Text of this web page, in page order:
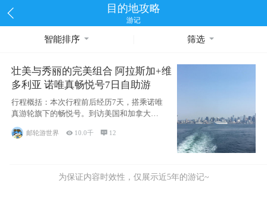
目的地攻略
游记
智能排序 筛选
壮美与秀丽的完美组合 阿拉斯加+维
多利亚 诺唯真畅悦号7日自助游
行程概括：本次行程前后经历7天，搭乘诺唯
真游轮旗下的畅悦号。到访美国和加拿大的4
个州/省：美国华盛顿州
邮轮游世界  10.0千  12
为保证内容时效性，仅展示近5年的游记~